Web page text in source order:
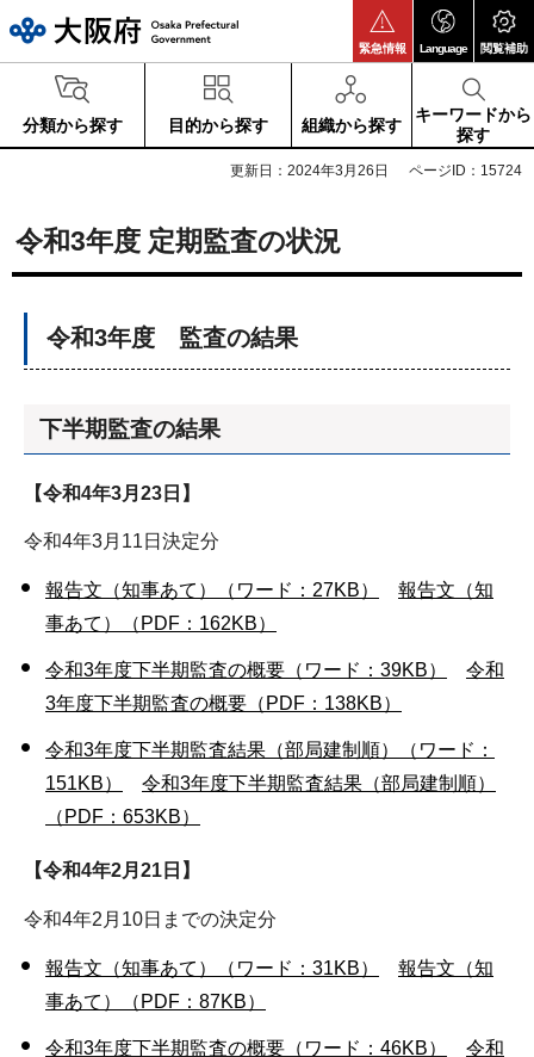
緊急情報 Language 閲覧補助
分類から探す 目的から探す 組織から探す
キーワードから
探す
更新日：2024年3月26日 ページID：15724
令和3年度 定期監査の状況
令和3年度 監査の結果
下半期監査の結果
【令和4年3月23日】
令和4年3月11日決定分
報告文（知事あて）（ワード：27KB）
報告文（知
事あて）（PDF：162KB）
令和3年度下半期監査の概要（ワード：39KB）
令和
3年度下半期監査の概要（PDF：138KB）
令和3年度下半期監査結果（部局建制順）（ワード：
151KB）
令和3年度下半期監査結果（部局建制順）
（PDF：653KB）
【令和4年2月21日】
令和4年2月10日までの決定分
報告文（知事あて）（ワード：31KB）
報告文（知
事あて）（PDF：87KB）
令和3年度下半期監査の概要（ワード：46KB）
令和